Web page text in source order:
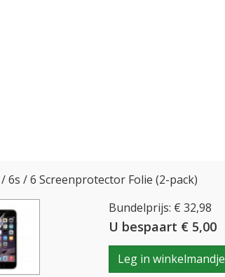
6s / 6 Screenprotector Folie (2-pack)
Bundelprijs: € 32,98
U bespaart € 5,00
Leg in winkelmandje